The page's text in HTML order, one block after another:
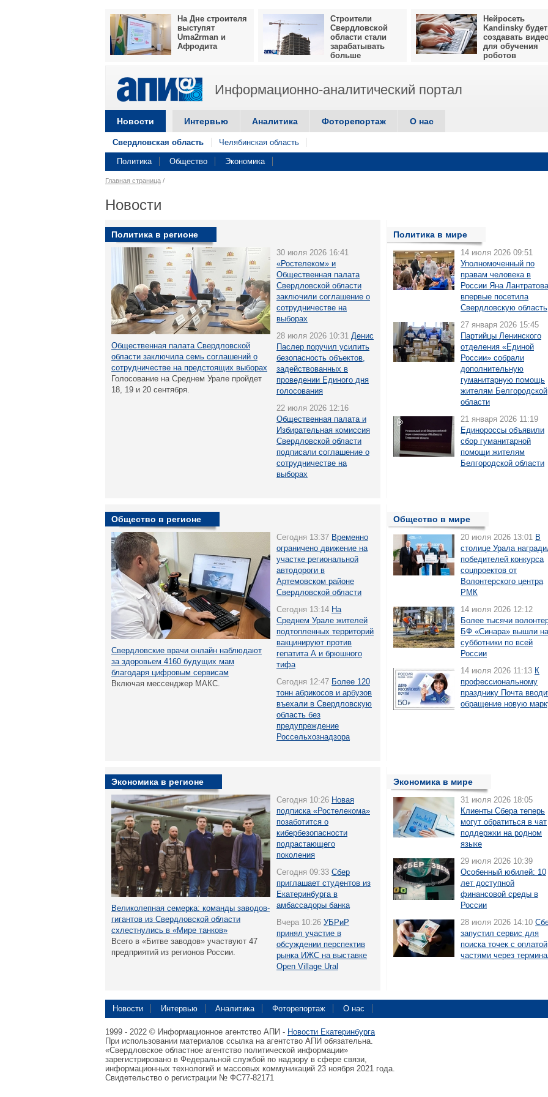
На Дне строителя
выступят
Uma2rman и
Афродита
Строители
Свердловской
области стали
зарабатывать
больше
Нейросеть
Kandinsky будет
создавать
для обучения
роботов
Информационно-аналитический портал
Новости Интервью Аналитика Фоторепортаж О нас
Свердловская область Челябинская область
Политика Общество Экономика
Главная страница /
Новости
Политика в регионе
Общественная палата Свердловской
области заключила семь соглашений о
сотрудничестве на предстоящих выборах
Голосование на Среднем Урале пройдет
18, 19 и 20 сентября.
30 июля 2026 16:41
«Ростелеком» и
Общественная палата
Свердловской области
заключили соглашение о
сотрудничестве на
выборах
28 июля 2026 10:31 Денис
Паслер поручил усилить
безопасность объектов,
задействованных в
проведении Единого дня
голосования
22 июля 2026 12:16
Общественная палата и
Избирательная комиссия
Свердловской области
подписали соглашение о
сотрудничестве на
выборах
Политика в мире
14 июля 2026 09:51
Уполномоченный по
правам человека в
России Яна Лантратова
впервые посетила
Свердловскую область
27 января 2026 15:45
Партийцы Ленинского
отделения «Единой
России» собрали
дополнительную
гуманитарную помощь
жителям Белгородской
области
21 января 2026 11:19
Единороссы объявили
сбор гуманитарной
помощи жителям
Белгородской области
Общество в регионе
Свердловские врачи онлайн наблюдают
за здоровьем 4160 будущих мам
благодаря цифровым сервисам
Включая мессенджер МАКС.
Сегодня 13:37 Временно
ограничено движение на
участке региональной
автодороги в
Артемовском районе
Свердловской области
Сегодня 13:14 На
Среднем Урале жителей
подтопленных территорий
вакцинируют против
гепатита А и брюшного
тифа
Сегодня 12:47 Более 120
тонн абрикосов и арбузов
въехали в Свердловскую
область без
предупреждение
Россельхознадзора
Общество в мире
20 июля 2026 13:01 В
столице Урала
победителей конкурса
соцпроектов от
Волонтерского центра
РМК
14 июля 2026 12:12
Более тысячи
БФ «Синара» вышли на
субботники по всей
России
14 июля 2026 11:13 К
профессиональному
празднику Почта
обращение новую
Экономика в регионе
Великолепная семерка: команды заводов-
гигантов из Свердловской области
схлестнулись в «Мире танков»
Всего в «Битве заводов» участвуют 47
предприятий из регионов России.
Сегодня 10:26 Новая
подписка «Ростелекома»
позаботится о
кибербезопасности
подрастающего
поколения
Сегодня 09:33 Сбер
приглашает студентов из
Екатеринбурга в
амбассадоры банка
Вчера 10:26 УБРиР
принял участие в
обсуждении перспектив
рынка ИЖС на выставке
Open Village Ural
Экономика в мире
31 июля 2026 18:05
Клиенты Сбера теперь
могут обратиться в чат
поддержки на родном
языке
29 июля 2026 10:39
Особенный юбилей: 10
лет доступной
финансовой среды в
России
28 июля 2026 14:10
запустил сервис для
поиска точек с оплатой
частями через
Новости Интервью Аналитика Фоторепортаж О нас
1999 - 2022 © Информационное агентство АПИ - Новости Екатеринбурга
При использовании материалов ссылка на агентство АПИ обязательна.
«Свердловское областное агентство политической информации»
зарегистрировано в Федеральной службой по надзору в сфере связи,
информационных технологий и массовых коммуникаций 23 ноября 2021 года.
Свидетельство о регистрации № ФС77-82171